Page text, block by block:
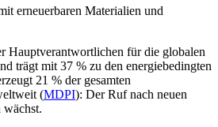
erneuerbaren Materialien und
Hauptverantwortlichen für die globalen
trägt mit 37 % zu den energiebedingten
21 % der gesamten
​(MDPI): Der Ruf nach neuen